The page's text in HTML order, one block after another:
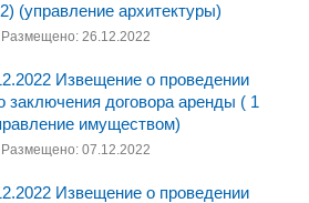
(управление архитектуры)
Размещено: 26.12.2022
Извещение о проведении
заключения договора аренды ( 1
имуществом)
Размещено: 07.12.2022
Извещение о проведении